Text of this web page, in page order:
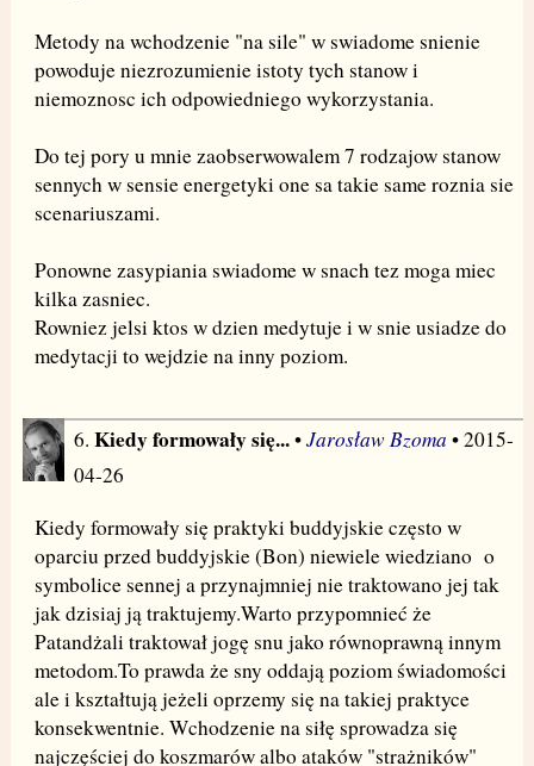
Metody na wchodzenie "na sile" w swiadome snienie
powoduje niezrozumienie istoty tych stanow i
niemoznosc ich odpowiedniego wykorzystania.
Do tej pory u mnie zaobserwowalem 7 rodzajow stanow
sennych w sensie energetyki one sa takie same roznia sie
scenariuszami.
Ponowne zasypiania swiadome w snach tez moga miec
kilka zasniec.
Rowniez jelsi ktos w dzien medytuje i w snie usiadze do
medytacji to wejdzie na inny poziom.
6. Kiedy formowały się...•Jarosław Bzoma • 2015-
04-26
Kiedy formowały się praktyki buddyjskie często w
oparciu przed buddyjskie (Bon) niewiele wiedziano o
symbolice sennej a przynajmniej nie traktowano jej tak
jak dzisiaj ją traktujemy.Warto przypomnieć że
Patandżali traktował jogę snu jako równoprawną innym
metodom.To prawda że sny oddają poziom świadomości
ale i kształtują jeżeli oprzemy się na takiej praktyce
konsekwentnie. Wchodzenie na siłę sprowadza się
najczęściej do koszmarów albo ataków "strażników"